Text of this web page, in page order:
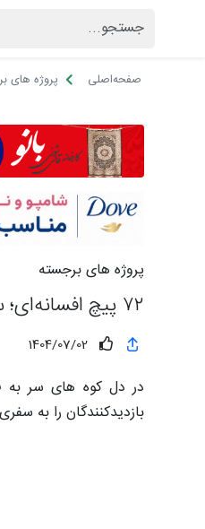
صفحه‌اصلی پروژه های
پروژه های برجسته
۷۲ پیچ افسانه‌ای؛ سکوی شیشه‌ای هیجان‌انگیز و چشم‌انداز استثنائی
1404/07/02
بازدیدکنندگان را به